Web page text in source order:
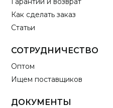
Как сделать заказ
Статьи
СОТРУДНИЧЕСТВО
Оптом
Ищем поставщиков
ДОКУМЕНТЫ